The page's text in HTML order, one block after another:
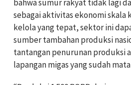
bahwa sumur rakyat tidak lagi
sebagai aktivitas ekonomi skala
kelola yang tepat, sektor ini
sumber tambahan produksi
tantangan penurunan produksi
lapangan migas yang sudah